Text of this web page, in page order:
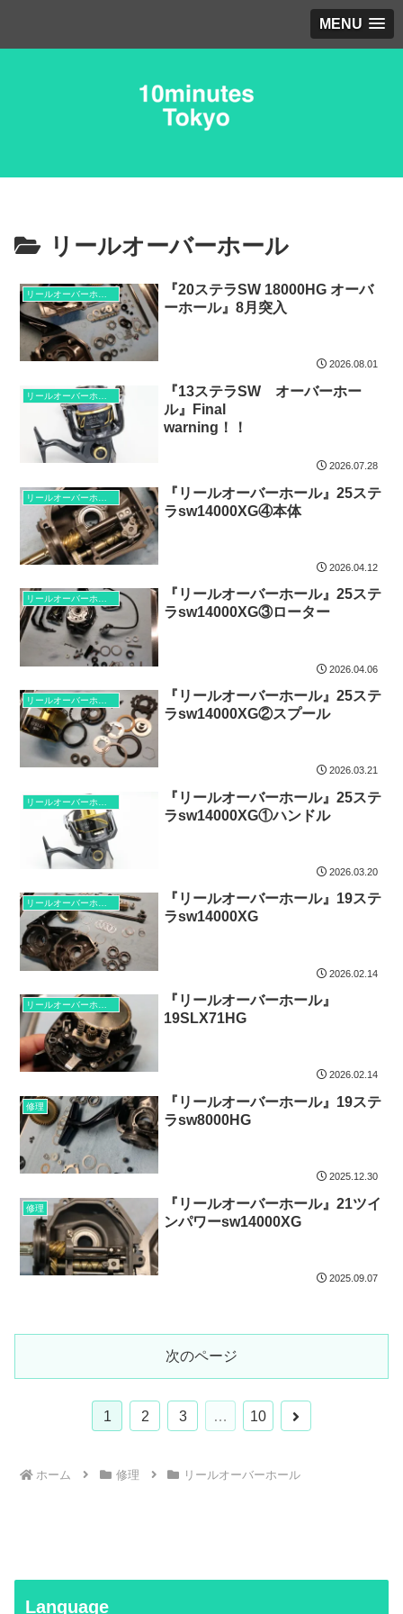
MENU
リールオーバーホール
リールオーバーホール
『20ステラSW 18000HG オーバ
ーホール』8月突入
2026.08.01
『13ステラSW オーバーホー
ル』Final
warning！！
2026.07.28
『リールオーバーホール』25ステ
ラsw14000XG④本体
2026.04.12
リールオーバーホール
『リールオーバーホール』25ステ
ラsw14000XG③ローター
2026.04.06
『リールオーバーホール』25ステ
ラsw14000XG②スプール
2026.03.21
『リールオーバーホール』25ステ
ラsw14000XG①ハンドル
2026.03.20
リールオーバーホール
『リールオーバーホール』19ステ
ラsw14000XG
2026.02.14
『リールオーバーホール』
19SLX71HG
2026.02.14
修理
『リールオーバーホール』19ステ
ラsw8000HG
2025.12.30
修理
『リールオーバーホール』21ツイ
ンパワーsw14000XG
2025.09.07
次のページ
1 2 3 … 10
次
ホーム 修理 リールオーバーホール
Language